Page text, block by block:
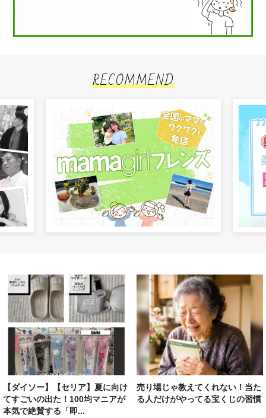
RECOMMEND
【ダイソー】【セリア】夏に向け
てすごいの出た！100均マニアが
本気で絶賛する「即...
売り場じゃ教えてくれない！当た
る人だけがやってる宝くじの習慣